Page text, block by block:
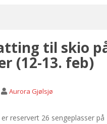
til skio
(12-13. feb)
Aurora Gjølsjø
reservert 26 sengeplasser på